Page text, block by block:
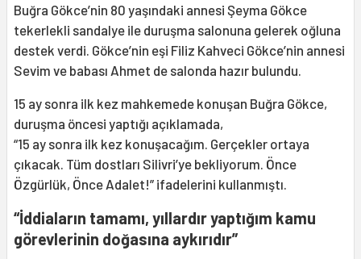
Buğra Gökce’nin 80 yaşındaki annesi Şeyma Gökce
tekerlekli sandalye ile duruşma salonuna gelerek oğluna
destek verdi. Gökce’nin eşi Filiz Kahveci Gökce’nin annesi
Sevim ve babası Ahmet de salonda hazır bulundu.
15 ay sonra ilk kez mahkemede konuşan Buğra Gökce,
duruşma öncesi yaptığı açıklamada,
“15 ay sonra ilk kez konuşacağım. Gerçekler ortaya
çıkacak. Tüm dostları Silivri’ye bekliyorum. Önce
Özgürlük, Önce Adalet!” ifadelerini kullanmıştı.
“İddiaların tamamı, yıllardır yaptığım kamu
görevlerinin doğasına aykırıdır”